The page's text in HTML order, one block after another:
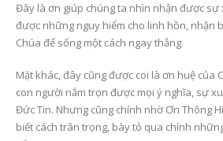
Đây là ơn giúp chúng ta nhìn nhận được sự
được những nguy hiểm cho linh hồn, nhận
Chúa để sống một cách ngay thẳng.
Mặt khác, đây cũng được coi là ơn huệ của
con người nắm trọn được mọi ý nghĩa, sự
Đức Tin. Nhưng cũng chính nhờ Ơn Thông
biết cách trân trọng, bày tỏ qua chính